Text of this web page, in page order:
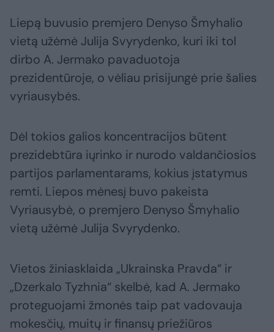
Liepą buvusio premjero Denyso Šmyhalio
vietą užėmė Julija Svyrydenko, kuri iki tol
dirbo A. Jermako pavaduotoja
prezidentūroje, o vėliau prisijungė prie šalies
vyriausybės.
Dėl tokios galios koncentracijos būtent
prezidebtūra iųrinko ir nurodo valdančiosios
partijos parlamentarams, kokius įstatymus
remti. Liepos mėnesį buvo pakeista
Vyriausybė, o premjero Denyso Šmyhalio
vietą užėmė Julija Svyrydenko.
Vietos žiniasklaida „Ukrainska Pravda“ ir
„Dzerkalo Tyzhnia“ skelbė, kad A. Jermako
proteguojami žmonės taip pat vadovauja
mokesčių, muitų ir finansų priežiūros